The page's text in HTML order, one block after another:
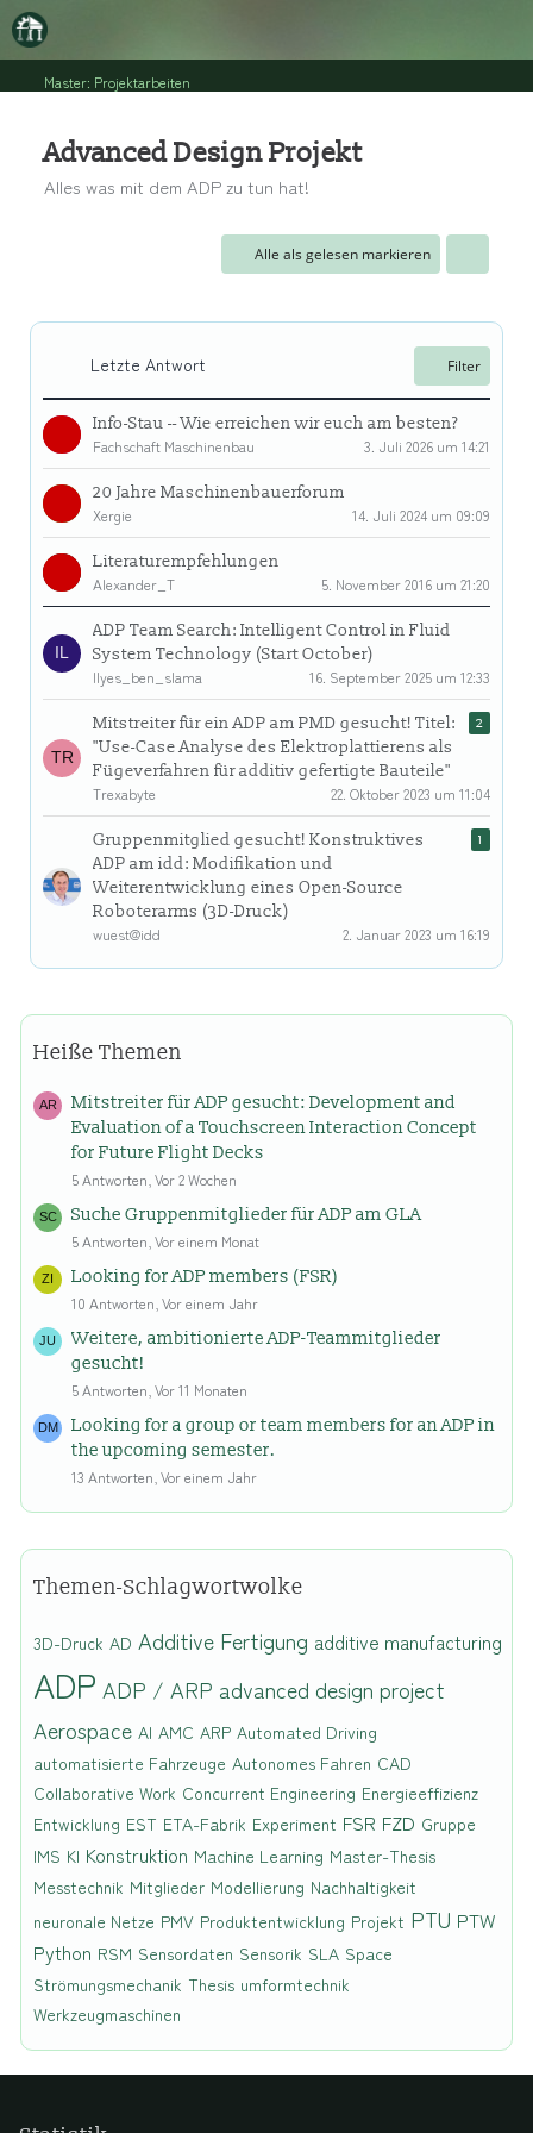
Master: Projektarbeiten
Advanced Design Projekt
Alles was mit dem ADP zu tun hat!
Alle als gelesen markieren
Letzte Antwort Filter
Info-Stau -- Wie erreichen wir euch am besten?
Fachschaft Maschinenbau
3. Juli 2026 um 14:21
20 Jahre Maschinenbauerforum
Xergie
14. Juli 2024 um 09:09
Literaturempfehlungen
Alexander_T
5. November 2016 um 21:20
ADP Team Search: Intelligent Control in Fluid
System Technology (Start October)
Ilyes_ben_slama
16. September 2025 um 12:33
Mitstreiter für ein ADP am PMD gesucht! Titel:
"Use-Case Analyse des Elektroplattierens als
Fügeverfahren für additiv gefertigte Bauteile"
2
Trexabyte 22. Oktober 2023 um 11:04
Gruppenmitglied gesucht! Konstruktives
ADP am idd: Modifikation und
Weiterentwicklung eines Open-Source
Roboterarms (3D-Druck)
1
wuest@idd 2. Januar 2023 um 16:19
Heiße Themen
Mitstreiter für ADP gesucht: Development and
Evaluation of a Touchscreen Interaction Concept
for Future Flight Decks
5 Antworten, Vor 2 Wochen
Suche Gruppenmitglieder für ADP am GLA
5 Antworten, Vor einem Monat
Looking for ADP members (FSR)
10 Antworten, Vor einem Jahr
Weitere, ambitionierte ADP-Teammitglieder
gesucht!
5 Antworten, Vor 11 Monaten
Looking for a group or team members for an ADP in
the upcoming semester.
13 Antworten, Vor einem Jahr
Themen-Schlagwortwolke
3D-Druck AD Additive Fertigung additive manufacturing
ADP ADP / ARP advanced design project
Aerospace AI AMC ARP Automated Driving
automatisierte Fahrzeuge Autonomes Fahren CAD
Collaborative Work Concurrent Engineering Energieeffizienz
Entwicklung EST ETA-Fabrik Experiment FSR FZD Gruppe
IMS KI Konstruktion Machine Learning Master-Thesis
Messtechnik Mitglieder Modellierung Nachhaltigkeit
neuronale Netze PMV Produktentwicklung Projekt PTU PTW
Python RSM Sensordaten Sensorik SLA Space
Strömungsmechanik Thesis umformtechnik
Werkzeugmaschinen